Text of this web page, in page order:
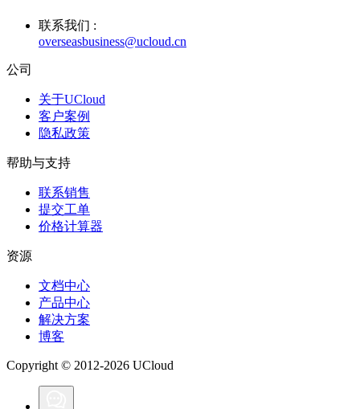
联系我们 :
overseasbusiness@ucloud.cn
公司
关于UCloud
客户案例
隐私政策
帮助与支持
联系销售
提交工单
价格计算器
资源
文档中心
产品中心
解决方案
博客
Copyright © 2012-2026 UCloud